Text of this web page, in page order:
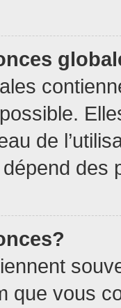
de
des
que vous